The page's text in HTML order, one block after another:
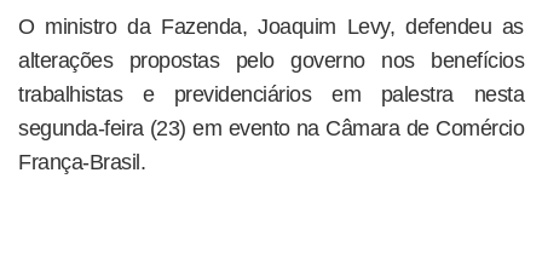
O ministro da Fazenda, Joaquim Levy, defendeu as
alterações propostas pelo governo nos benefícios
trabalhistas e previdenciários em palestra nesta
segunda-feira (23) em evento na Câmara de Comércio
França-Brasil.